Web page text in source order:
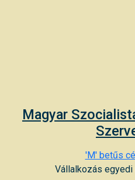
Magyar
'M' betűs
Vállalkozás egyedi